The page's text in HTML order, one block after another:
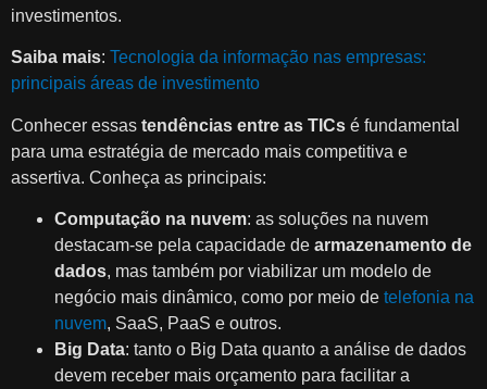
investimentos.
Saiba mais: Tecnologia da informação nas empresas:
principais áreas de investimento
Conhecer essas tendências entre as TICs é fundamental
para uma estratégia de mercado mais competitiva e
assertiva. Conheça as principais:
Computação na nuvem: as soluções na nuvem
destacam-se pela capacidade de armazenamento de
dados, mas também por viabilizar um modelo de
negócio mais dinâmico, como por meio de telefonia na
nuvem, SaaS, PaaS e outros.
Big Data: tanto o Big Data quanto a análise de dados
devem receber mais orçamento para facilitar a